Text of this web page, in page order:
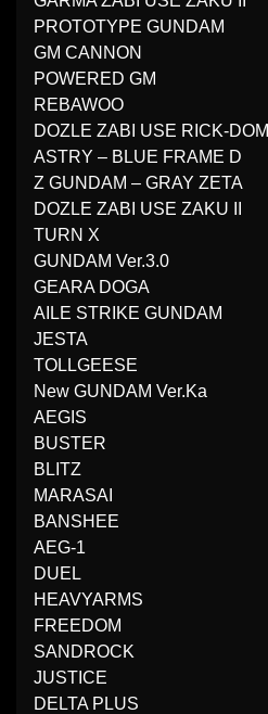
PROTOTYPE GUNDAM
GM CANNON
POWERED GM
REBAWOO
DOZLE ZABI USE RICK-DOM
ASTRY – BLUE FRAME D
Z GUNDAM – GRAY ZETA
DOZLE ZABI USE ZAKU II
TURN X
GUNDAM Ver.3.0
GEARA DOGA
AILE STRIKE GUNDAM
JESTA
TOLLGEESE
New GUNDAM Ver.Ka
AEGIS
BUSTER
BLITZ
MARASAI
BANSHEE
AEG-1
DUEL
HEAVYARMS
FREEDOM
SANDROCK
JUSTICE
DELTA PLUS